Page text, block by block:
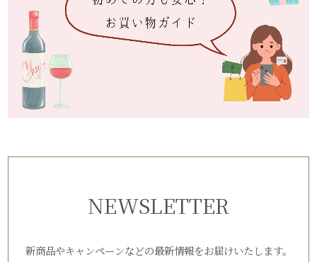
NEWSLETTER
新商品やキャンペーンなどの最新情報をお届けいたします。